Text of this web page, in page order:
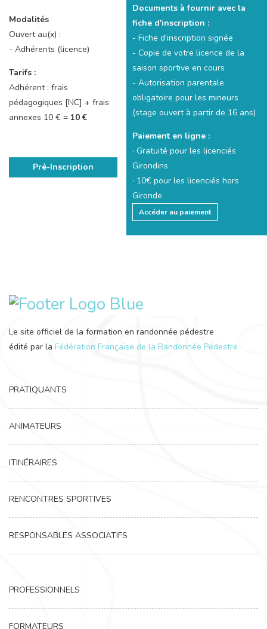
Modalités
Ouvert au(x) :
- Adhérents (licence)
Tarifs :
Adhérent : frais
pédagogiques [NC] + frais
annexes 10 € = 10 €
Pré-Inscription
Documents à fournir avec la
fiche d'inscription :
- Fiche d'inscription signée
- Copie de votre licence de la
saison sportive en cours
- Autorisation parentale
obligatoire pour les mineurs
(stage ouvert à partir de 16 ans)
Paiement en ligne :
· Gratuité pour les licenciés
Girondins
· 10€ pour les licenciés hors
Gironde
Accéder au paiement
Le site officiel de la formation en randonnée pédestre
édité par la Fédération Française de la Randonnée Pédestre
PRATIQUANTS
ANIMATEURS
ITINÉRAIRES
RENCONTRES SPORTIVES
RESPONSABLES ASSOCIATIFS
PROFESSIONNELS
FORMATEURS